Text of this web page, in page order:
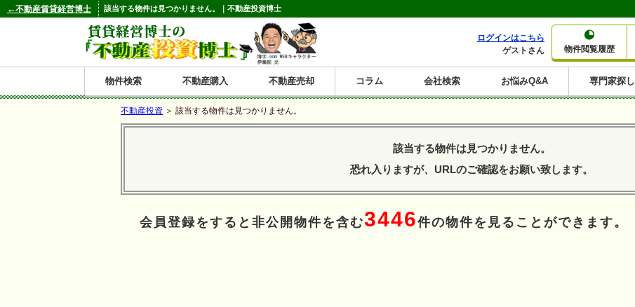
該当する物件は見つかりません。｜不動産投資博士
物件閲覧履歴
ログインはこちら
ゲストさん
物件検索
投資マンション
一棟売りアパート
一棟売りマンション
一棟売りビル
店舗・事務所
賃貸併用住宅
戸建賃貸
土地
新築住宅
工場・倉庫
ホテルペンション 利回り7%以上
利回り8%以上
利回り9%以上
利回り10%以上
利回り11%以上
利回り12%以上
利回り13%以上
利回り14%以上
利回り15%以上
利回り16%以上
不動産購入 不動産売却 コラム 会社検索 お悩みQ&A 専門家探し
←不動産賃貸経営博士
不動産投資 ＞ 該当する物件は見つかりません。
該当する物件は見つかりません。
恐れ入りますが、URLのご確認をお願い致します。
会員登録をすると非公開物件を含む3446件の物件を見ることができます。